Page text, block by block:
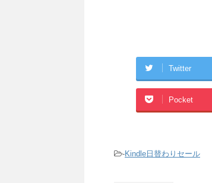
Twitter
Pocket
-Kindle日替わりセール